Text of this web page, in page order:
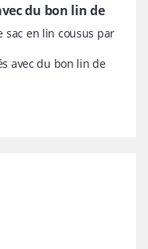
du bon lin de
sac en lin cousus par
avec du bon lin de